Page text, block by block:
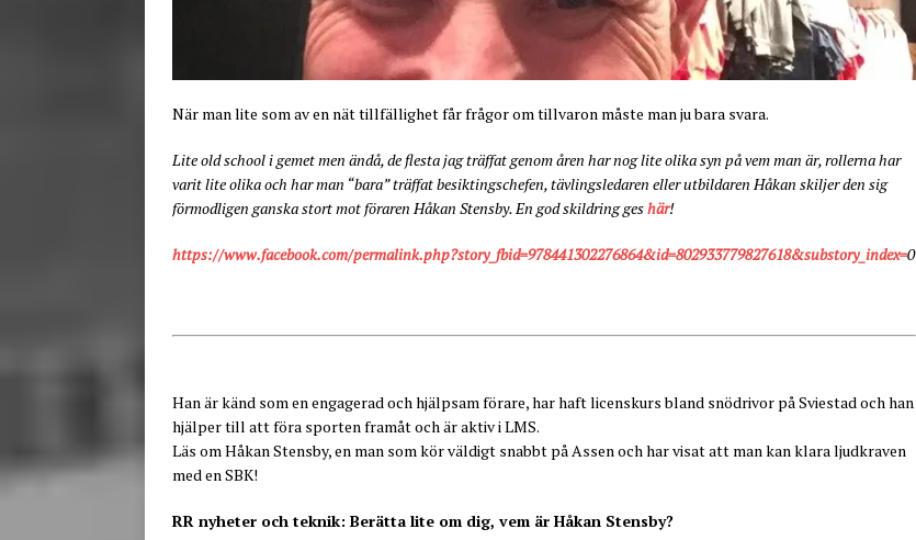
När man lite som av en nät tillfällighet får frågor om tillvaron måste man ju bara svara.
Lite old school i gemet men ändå, de flesta jag träffat genom åren har nog lite olika syn på vem man är, rollerna har
varit lite olika och har man “bara” träffat besiktingschefen, tävlingsledaren eller utbildaren Håkan skiljer den sig
förmodligen ganska stort mot föraren Håkan Stensby. En god skildring geshär!
https://www.facebook.com/permalink.php?story_fbid=978441302276864&id=802933779827618&substory_index=0
Han är känd som en engagerad och hjälpsam förare, har haft licenskurs bland snödrivor på Sviestad och han
hjälper till att föra sporten framåt och är aktiv i LMS.
Läs om Håkan Stensby, en man som kör väldigt snabbt på Assen och har visat att man kan klara ljudkraven
med en SBK!
RR nyheter och teknik: Berätta lite om dig, vem är Håkan Stensby?